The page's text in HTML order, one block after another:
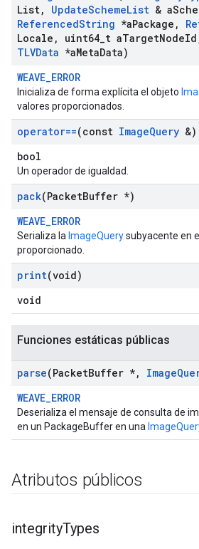
List, UpdateSchemeList & a
ReferencedString *aPackage ,
Locale , uint64 t aTargetNodeId
TLVData *aMetaData)
WEAVE_ERROR
Inicializa de forma explícita el objeto
valores proporcionados.
operator==(const ImageQuery
bool
Un operador de igualdad.
pack(PacketBuffer *)
WEAVE_ERROR
Serializa la ImageQuerysubyacente en
proporcionado.
print(void)
void
Funciones estáticas públicas
parse(PacketBuffer *, Image
WEAVE_ERROR
Deserializa el mensaje de consulta de
en un PackageBuffer en una
Atributos públicos
integrityTypes